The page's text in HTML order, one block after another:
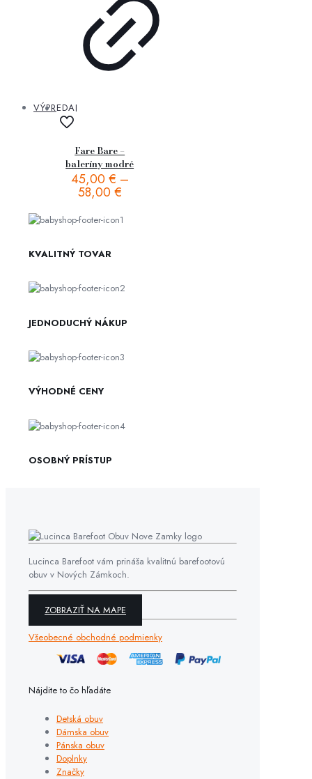
VÝPREDAJ
Fare Bare –
baleríny modré
45,00€ –
58,00€
KVALITNÝ TOVAR
JEDNODUCHÝ NÁKUP
VÝHODNÉ CENY
OSOBNÝ PRÍSTUP
Lucinca Barefoot vám prináša kvalitnú barefootovú
obuv v Nových Zámkoch.
ZOBRAZIŤ NA MAPE
Všeobecné obchodné podmienky
Nájdite to čo hľadáte
Detská obuv
Dámska obuv
Pánska obuv
Doplnky
Značky